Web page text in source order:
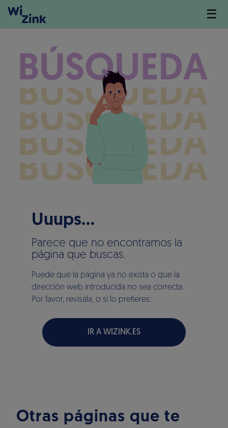
☰
Uuups…
Parece que no encontramos la
página que buscas.
Puede que la página ya no exista o que la
dirección web introducida no sea correcta.
Por favor, revisala, o si lo prefieres:
IR A WIZINK.ES
Otras páginas que te